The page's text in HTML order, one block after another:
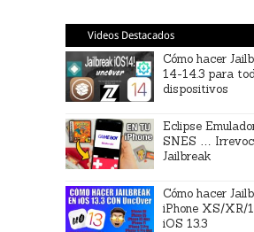
Videos Destacados
Cómo hacer
14-14.3 para
dispositivos
Eclipse
SNES …
Jailbreak
Cómo hacer
iPhone XS/XR/
iOS 13.3